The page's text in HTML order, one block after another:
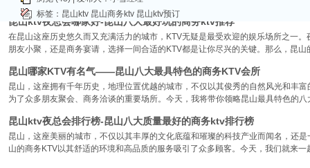
昆山ktv夜总会哪家好-昆山八大最好玩的商务ktv推荐
在昆山这座历史悠久而又充满活力的城市，KTV无疑是最受欢迎的娱乐场所之一
朋友小聚，还是商务宴请，选择一间合适的KTV都是让你尽兴的关键。那么，昆
昆山哪家KTV有名气——昆山八大最具特色的商务KTV会所
昆山，这座拥有千年历史，地理位置优越的城市，不仅以其俊秀的自然风光和丰
为了众多朋友聚会、商务洽谈的重要场所。今天，我将带你领略昆山最具特色的
昆山ktv夜总会排行榜-昆山八大质量最好的商务ktv排行榜
昆山，这座美丽的城市，不仅以其丰厚的文化底蕴和璀璨的科技产业而闻名，还
山的商务KTV以其舒适的环境和高品质的服务吸引了众多顾客。今天，我们就来
标签： 昆山ktv 昆山商务ktv 昆山ktv预订